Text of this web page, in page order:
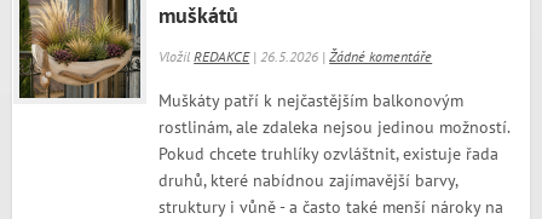
muškátů
VložilREDAKCE| 26.5.2026 |Žádné komentáře
Muškáty patří k nejčastějším balkonovým
rostlinám, ale zdaleka nejsou jedinou možností.
Pokud chcete truhlíky ozvláštnit, existuje řada
druhů, které nabídnou zajímavější barvy,
struktury i vůně - a často také menší nároky na